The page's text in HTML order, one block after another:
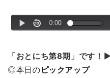
「おとにち第8期」です
◎本日の ピックアップ